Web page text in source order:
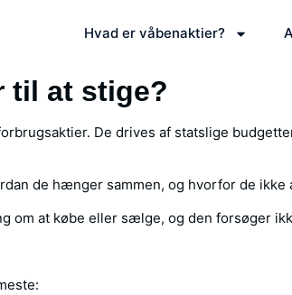
Hvad er våbenaktier?
til at stige?
De drives af statslige
de hænger sammen, og hvorfor de
om at købe eller sælge, og den forsøger